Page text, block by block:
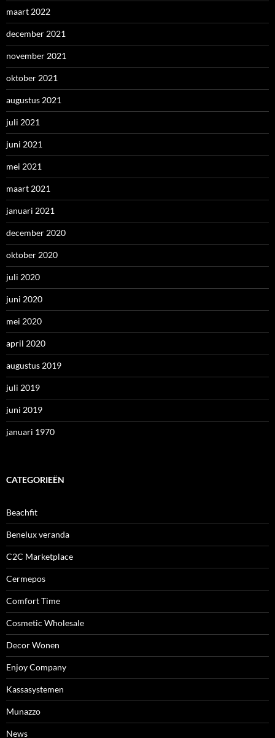
maart 2022
december 2021
november 2021
oktober 2021
augustus 2021
juli 2021
juni 2021
mei 2021
maart 2021
januari 2021
december 2020
oktober 2020
juli 2020
juni 2020
mei 2020
april 2020
augustus 2019
juli 2019
juni 2019
januari 1970
CATEGORIEËN
Beachfit
Benelux veranda
C2C Marketplace
Cermepos
Comfort Time
Cosmetic Wholesale
Decor Wonen
Enjoy Company
Kassasystemen
Munazzo
News